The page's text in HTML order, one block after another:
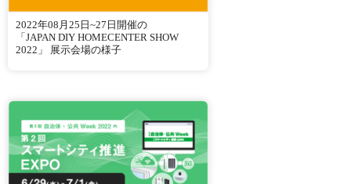
2022年08月25日~27日開催の
「JAPAN DIY HOMECENTER SHOW
2022」 展示会場の様子